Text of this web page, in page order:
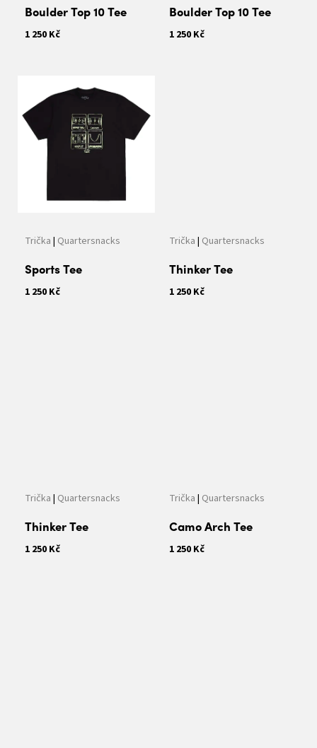
Boulder Top 10 Tee
1 250 Kč
Boulder Top 10 Tee
1 250 Kč
Trička | Quartersnacks
Sports Tee
1 250 Kč
Trička | Quartersnacks
Thinker Tee
1 250 Kč
Trička | Quartersnacks
Thinker Tee
1 250 Kč
Trička | Quartersnacks
Camo Arch Tee
1 250 Kč